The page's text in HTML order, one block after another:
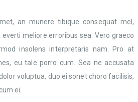
an munere tibique consequat mel,
meliore erroribus sea. Vero graeco
insolens interpretaris nam. Pro at
eu tale porro cum. Sea ne accusata
voluptua, duo ei sonet choro facilisis,
ei.